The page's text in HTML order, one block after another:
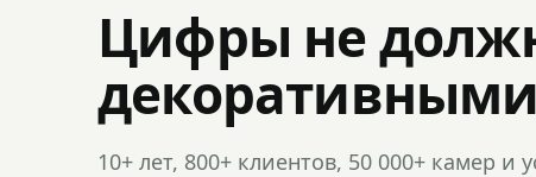
Цифры не
декоративными
10+ лет, 800+ клиентов, 50 000+ камер